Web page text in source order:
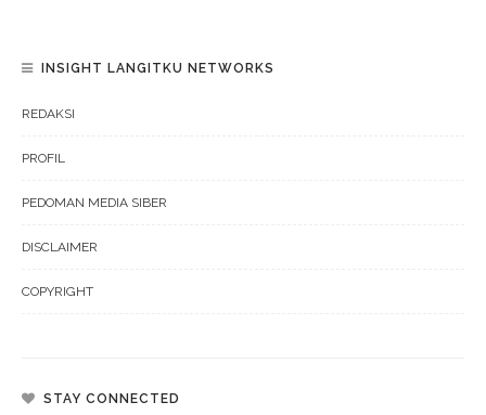
INSIGHT LANGITKU NETWORKS
REDAKSI
PROFIL
PEDOMAN MEDIA SIBER
DISCLAIMER
COPYRIGHT
STAY CONNECTED